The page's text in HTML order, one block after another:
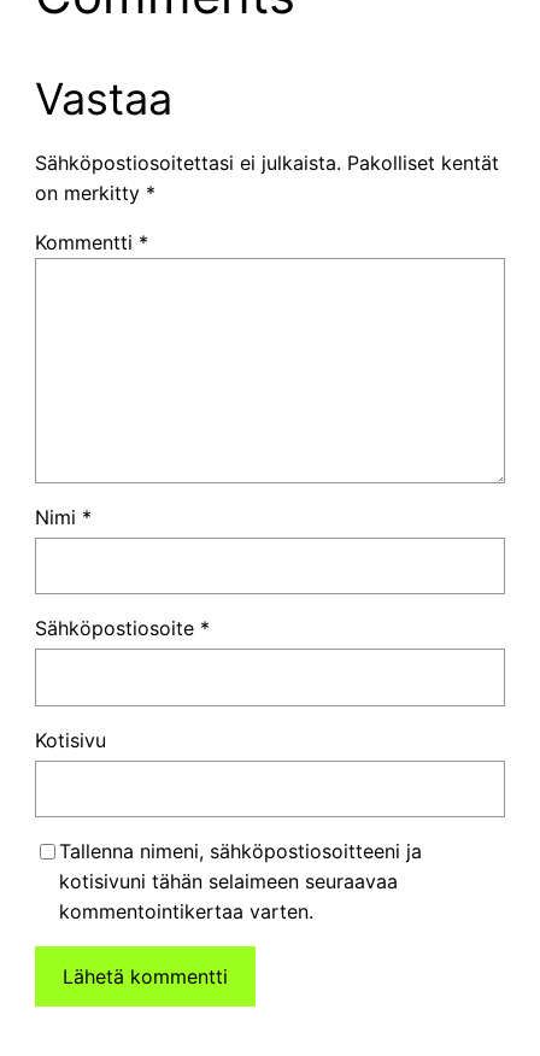
Vastaa
Sähköpostiosoitettasi ei julkaista. Pakolliset kentät
on merkitty *
Kommentti *
Nimi *
Sähköpostiosoite *
Kotisivu
Tallenna nimeni, sähköpostiosoitteeni ja
kotisivuni tähän selaimeen seuraavaa
kommentointikertaa varten.